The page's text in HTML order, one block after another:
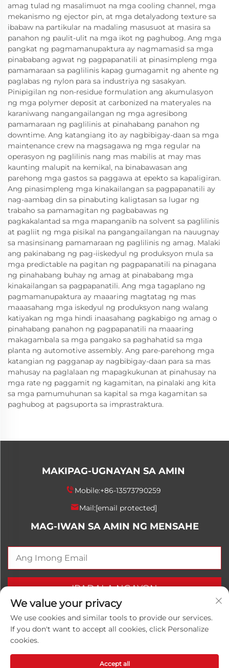
amag tulad ng masalimuot na mga cooling channel, mga
mekanismo ng ejector pin, at mga detalyadong texture sa
ibabaw na partikular na madaling masusuot at masira sa
panahon ng paulit-ulit na mga ikot ng paghubog. Ang mga
pangkat ng pagmamanupaktura ay nagmamasid sa mga
pinababang agwat ng pagpapanatili at pinasimpleng mga
pamamaraan sa paglilinis kapag gumagamit ng ahente ng
paglabas ng nylon para sa industriya ng sasakyan.
Pinipigilan ng non-residue formulation ang akumulasyon
ng mga polymer deposit at carbonized na materyales na
karaniwang nangangailangan ng mga agresibong
pamamaraan ng paglilinis at pinahabang panahon ng
downtime. Ang katangiang ito ay nagbibigay-daan sa mga
maintenance crew na magsagawa ng mga regular na
operasyon ng paglilinis nang mas mabilis at may mas
kaunting malupit na kemikal, na binabawasan ang
parehong mga gastos sa paggawa at epekto sa kapaligiran.
Ang pinasimpleng mga kinakailangan sa pagpapanatili ay
nag-aambag din sa pinabuting kaligtasan sa lugar ng
trabaho sa pamamagitan ng pagbabawas ng
pagkakalantad sa mga mapanganib na solvent sa paglilinis
at pagliit ng mga pisikal na pangangailangan na nauugnay
sa masinsinang pamamaraan ng paglilinis ng amag. Malaki
ang pakinabang ng pag-iiskedyul ng produksyon mula sa
mga predictable na pagitan ng pagpapanatili na pinagana
ng pinahabang buhay ng amag at pinababang mga
kinakailangan sa pagpapanatili. Ang mga tagaplano ng
pagmamanupaktura ay maaaring magtatag ng mas
maaasahang mga iskedyul ng produksyon nang walang
katiyakan ng mga hindi inaasahang pagkabigo ng amag o
pinahabang panahon ng pagpapanatili na maaaring
makagambala sa mga pangako sa paghahatid sa mga
planta ng automotive assembly. Ang pare-parehong mga
katangian ng pagganap ay nagbibigay-daan para sa mas
mahusay na paglalaan ng mapagkukunan at pinahusay na
mga rate ng paggamit ng kagamitan, na pinalaki ang kita
sa mga pamumuhunan sa kapital sa mga kagamitan sa
paghubog at pagsuporta sa imprastraktura.
MAKIPAG-UGNAYAN SA AMIN
Mobile:+86-13573790259
Mail:[email protected]
MAG-IWAN SA AMIN NG MENSAHE
IPADALA NGAYON
Kopirait © 2025 China Shandong Luwanhong Chemical
Patakaran sa Pagkapribado
We value your privacy
We use cookies and similar tools to provide our services.
If you don't want to accept all cookies, click Personalize
cookies.
Accept all